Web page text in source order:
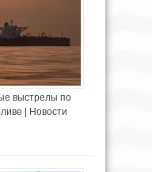
выстрелы по
| Новости